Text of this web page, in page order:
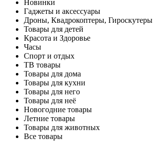
Новинки
Гаджеты и аксессуары
Дроны, Квадрокоптеры, Гироскутеры
Товары для детей
Красота и Здоровье
Часы
Спорт и отдых
ТВ товары
Товары для дома
Товары для кухни
Товары для него
Товары для неё
Новогодние товары
Летние товары
Товары для животных
Все товары